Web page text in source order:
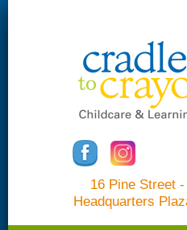
16 Pine Street -
Headquarters